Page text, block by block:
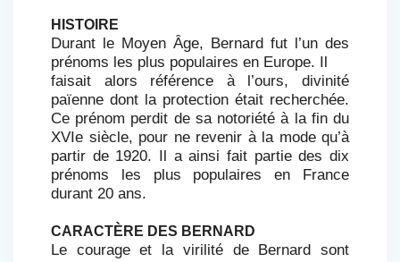
HISTOIRE
Durant le Moyen Âge, Bernard fut l’un des
prénoms les plus populaires en Europe. Il
faisait alors référence à l’ours, divinité
païenne dont la protection était recherchée.
Ce prénom perdit de sa notoriété à la fin du
XVIe siècle, pour ne revenir à la mode qu’à
partir de 1920. Il a ainsi fait partie des dix
prénoms les plus populaires en France
durant 20 ans.
CARACTÈRE DES BERNARD
Le courage et la virilité de Bernard sont